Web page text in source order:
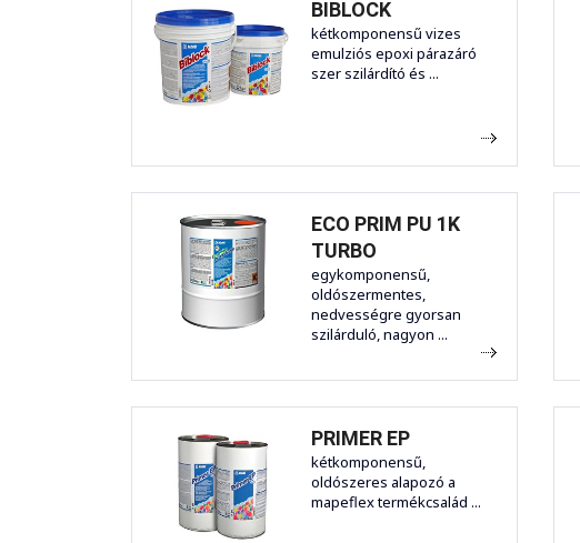
BIBLOCK
kétkomponensű vizes
emulziós epoxi párazáró
szer szilárdító és ...
ECO PRIM PU 1K
TURBO
egykomponensű,
oldószermentes,
nedvességre gyorsan
szilárduló, nagyon ...
PRIMER EP
kétkomponensű,
oldószeres alapozó a
mapeflex termékcsalád ...